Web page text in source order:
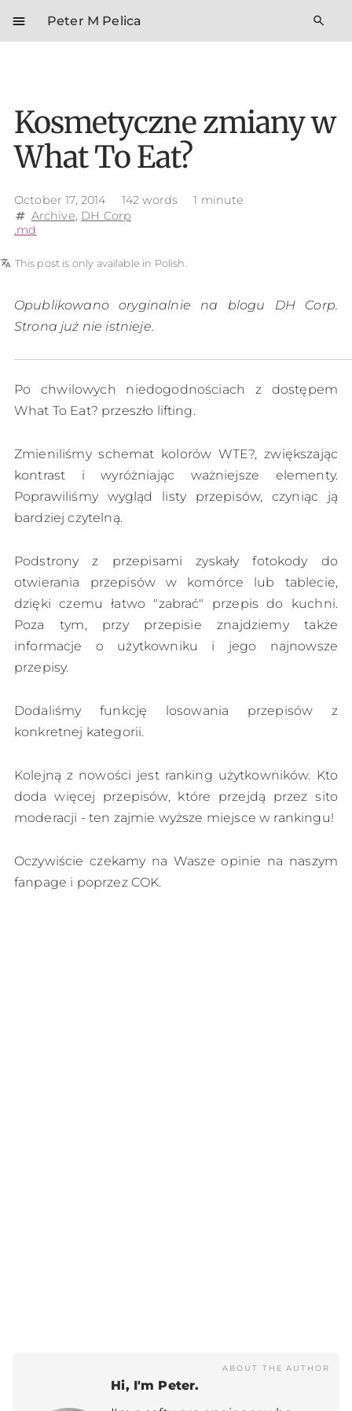
menu Peter M Pelica search
Kosmetyczne zmiany w
What To Eat?
October 17, 2014 142 words 1 minute
tag Archive, DH Corp
.md
translate This post is only available in Polish.
Opublikowano oryginalnie na blogu DH Corp.
Strona już nie istnieje.
Po chwilowych niedogodnościach z dostępem
What To Eat? przeszło lifting.
Zmieniliśmy schemat kolorów WTE?, zwiększając
kontrast i wyróżniając ważniejsze elementy.
Poprawiliśmy wygląd listy przepisów, czyniąc ją
bardziej czytelną.
Podstrony z przepisami zyskały fotokody do
otwierania przepisów w komórce lub tablecie,
dzięki czemu łatwo "zabrać" przepis do kuchni.
Poza tym, przy przepisie znajdziemy także
informacje o użytkowniku i jego najnowsze
przepisy.
Dodaliśmy funkcję losowania przepisów z
konkretnej kategorii.
Kolejną z nowości jest ranking użytkowników. Kto
doda więcej przepisów, które przejdą przez sito
moderacji - ten zajmie wyższe miejsce w rankingu!
Oczywiście czekamy na Wasze opinie na naszym
fanpage i poprzez COK.
ABOUT THE AUTHOR
Hi, I'm Peter.